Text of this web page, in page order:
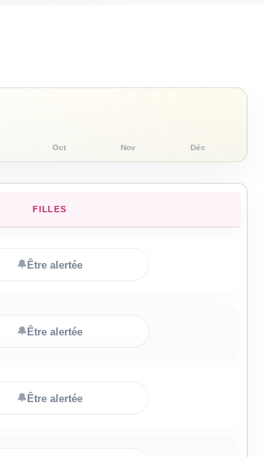
Oct Nov Déc
FILLES
🔔Être alertée
🔔Être alertée
🔔Être alertée